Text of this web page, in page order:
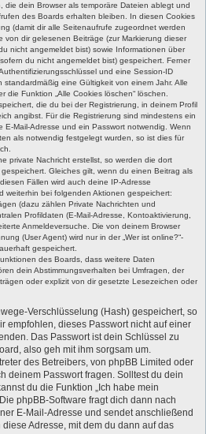
die dein Browser als temporäre Dateien ablegt und
des Boards erhalten bleiben. In diesen Cookies
(damit dir alle Seitenaufrufe zugeordnet werden
von dir gelesenen Beiträge (zur Markierung dieser
nicht angemeldet bist) sowie Informationen über
du nicht angemeldet bist) gespeichert. Ferner
und eine Session-ID
eine Gültigkeit von einem Jahr. Alle
die Funktion „Alle Cookies löschen“ löschen.
die du bei der Registrierung, in deinem Profil
angibst. Für die Registrierung sind mindestens ein
E-Mail-Adresse und ein Passwort notwendig. Wenn
als notwendig festgelegt wurden, so ist dies für
private Nachricht erstellst, so werden die dort
Gleiches gilt, wenn du einen Beitrag als
Fällen wird auch deine IP-Adresse
weiterhin bei folgenden Aktionen gespeichert:
(dazu zählen Private Nachrichten und
Profildaten (E-Mail-Adresse, Kontoaktivierung,
Anmeldeversuche. Die von deinem Browser
(User Agent) wird nur in der „Wer ist online?“-
gespeichert.
des Boards, dass weitere Daten
dein Abstimmungsverhalten bei Umfragen, der
oder explizit von dir gesetzte Lesezeichen oder
Verschlüsselung (Hash) gespeichert, so
empfohlen, dieses Passwort nicht auf einer
Das Passwort ist dein Schlüssel zu
also geh mit ihm sorgsam um.
des Betreibers, von phpBB Limited oder
deinem Passwort fragen. Solltest du dein
du die Funktion „Ich habe mein
phpBB-Software fragt dich dann nach
E-Mail-Adresse und sendet anschließend
Adresse, mit dem du dann auf das